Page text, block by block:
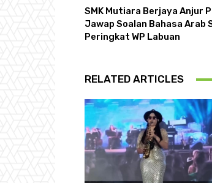
SMK Mutiara Berjaya Anjur
Jawap Soalan Bahasa Arab
Peringkat WP Labuan
RELATED ARTICLES